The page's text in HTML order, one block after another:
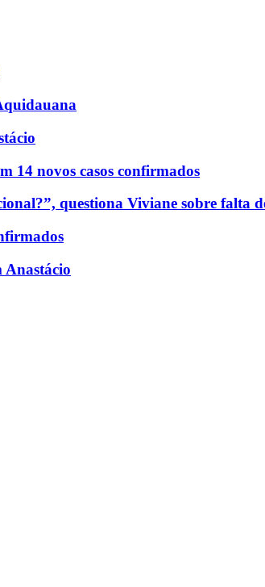
14 novos casos confirmados
questiona Viviane sobre falta
Anastácio